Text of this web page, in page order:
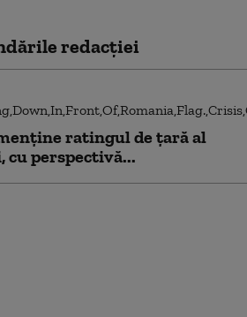
redacţiei
ratingul de țară al
cu perspectivă...